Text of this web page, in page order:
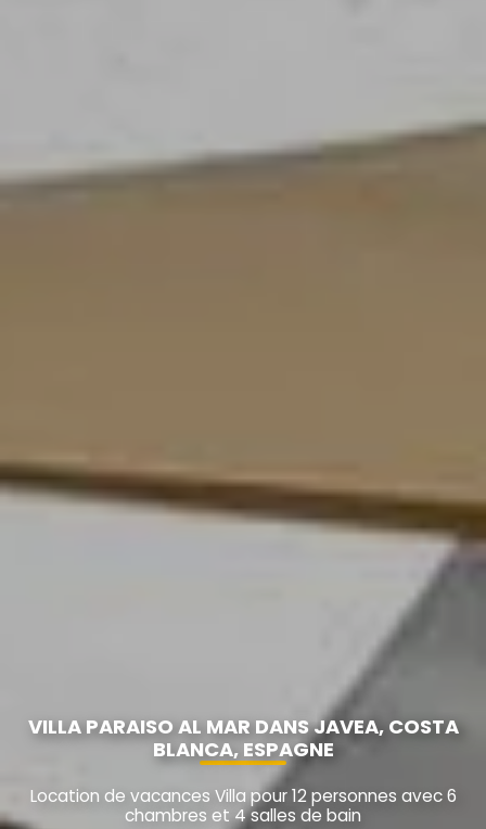
VILLA PARAISO AL MAR DANS JAVEA, COSTA
BLANCA, ESPAGNE
Location de vacances Villa pour 12 personnes avec 6
chambres et 4 salles de bain